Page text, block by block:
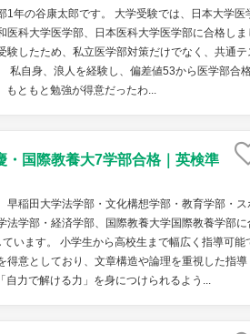
1年の谷康太郎です。 大学受験では、日本大学医
医科大学医学部、日本医科大学医学部に合格しま
験したため、私立医学部対策だけでなく、共通テ
私自身、浪人を経験し、偏差値53から医学部合
もともと勉強が得意だったわ...
・国際教養大7学部合格｜英検準
早稲田大学法学部・文化構想学部・教育学部・ス
法学部・経済学部、国際教養大学国際教養学部に
います。 小学生から高校生まで幅広く指導可能
得意としており、文章構造や論理を重視した指導
自力で解ける力」を身につけられるよう...